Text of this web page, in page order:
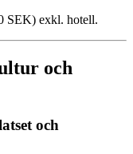
SEK) exkl. hotell.
och
och